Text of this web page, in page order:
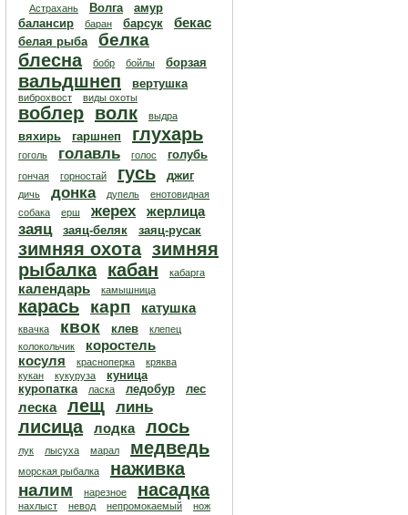
Астрахань Волга
амур
балансир
баран барсук бекас
белая рыба белка
блесна бобр бойлы борзая
вальдшнеп вертушка
виброхвост виды охоты
воблер волк выдра
вяхирь гаршнеп глухарь
гоголь голавль голос голубь
гончая горностай гусь джиг
дичь донка дупель
енотовидная
собака
ерш жерех жерлица
заяц заяц-беляк заяц-русак
зимняя охота зимняя
рыбалка кабан кабарга
календарь камышница
карась карп катушка
квачка квок клев
клепец
колокольчик
коростель
косуля
красноперка
кряква
кукан
кукуруза
куница
куропатка
ласка ледобур лес
леска лещ линь
лисица лодка лось
лук лысуха марал медведь
морская рыбалка наживка
налим нарезное насадка
нахлыст невод непромокаемый
нож